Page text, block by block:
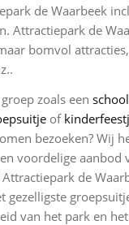
de Waarbeek
Attractiepark de
bomvol
zoals een
of
bezoeken? Wij
voordelige aanbod
de
gezelligste
van het park en